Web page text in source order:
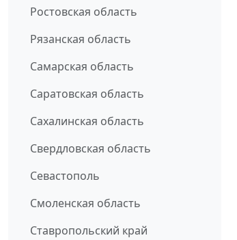
Ростовская область
Рязанская область
Самарская область
Саратовская область
Сахалинская область
Свердловская область
Севастополь
Смоленская область
Ставропольский край